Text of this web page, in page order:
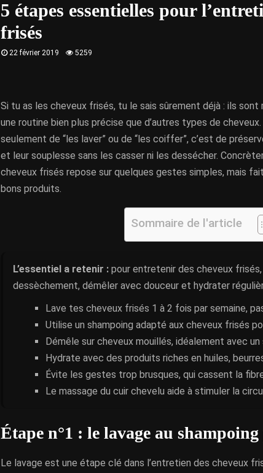
5 étapes essentielles pour
frisés
22 février 2019 5259
Si tu as les cheveux frisés, tu le sais sûrement déjà : ils sont
une routine bien plus précise que d’autres types de cheveux.
seulement de “les laver” ou de “les coiffer”, c’est de
et leur souplesse sans les casser ni les dessécher.
cheveux frisés repose sur quelques gestes simples, mais
bons produits.
Sommaire de l'article
L’essentiel a retenir : pour entretenir des cheveux
dessèchement, démêler avec douceur et hydrater
Lave tes cheveux frisés 1 à 2 fois par semaine,
Utilise un shampoing adapté aux cheveux frisés
Démêle sur cheveux mouillés, idéalement avec un
Hydrate avec des produits riches en huiles,
Évite les gestes trop brusques, qui cassent la
Le massage du cuir chevelu aide à stimuler la
Étape n°1 : le lavage au
Le lavage est une étape clé dans l’entretien des cheveux